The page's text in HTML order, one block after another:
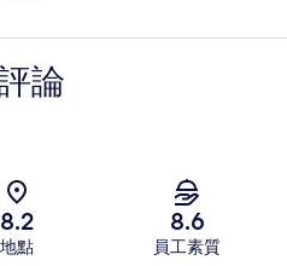
論
8.2
地點
8.6
員工素質